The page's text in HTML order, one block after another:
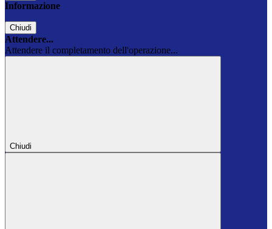
Informazione
Chiudi
Attendere...
Attendere il completamento dell'operazione...
Chiudi